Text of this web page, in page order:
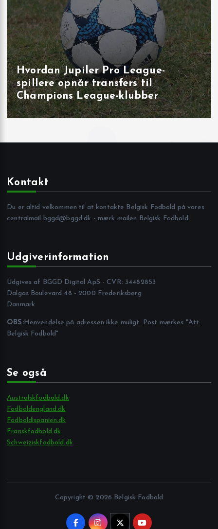
Målbrag i runde 40: overbevisende
udladninger i Brugge, Sint‑Truiden
og på Joseph Marien
Kontakt
Du er altid velkommen til at kontakte Belgisk Fodbold på vores
centralmail
bggd@bggd.dk - mærk mailen Belgisk Fodbold
Udgiverinformation
Udgives af BGGD Digital ApS - CVR: 34482853
Dalgas Boulevard 48 - 2000 Frederiksberg
Danmark
OBS:Henvendelse på adressen ikke muligt. Post mærkes "Att:
Belgisk Fodbold"
Se også
Australskfodbold.dk
Fodboldengland.dk
Fodboldispanien.dk
Franskfodbold.dk
Schweiziskfodbold.dk
Copyright © 2026 Belgisk Fodbold